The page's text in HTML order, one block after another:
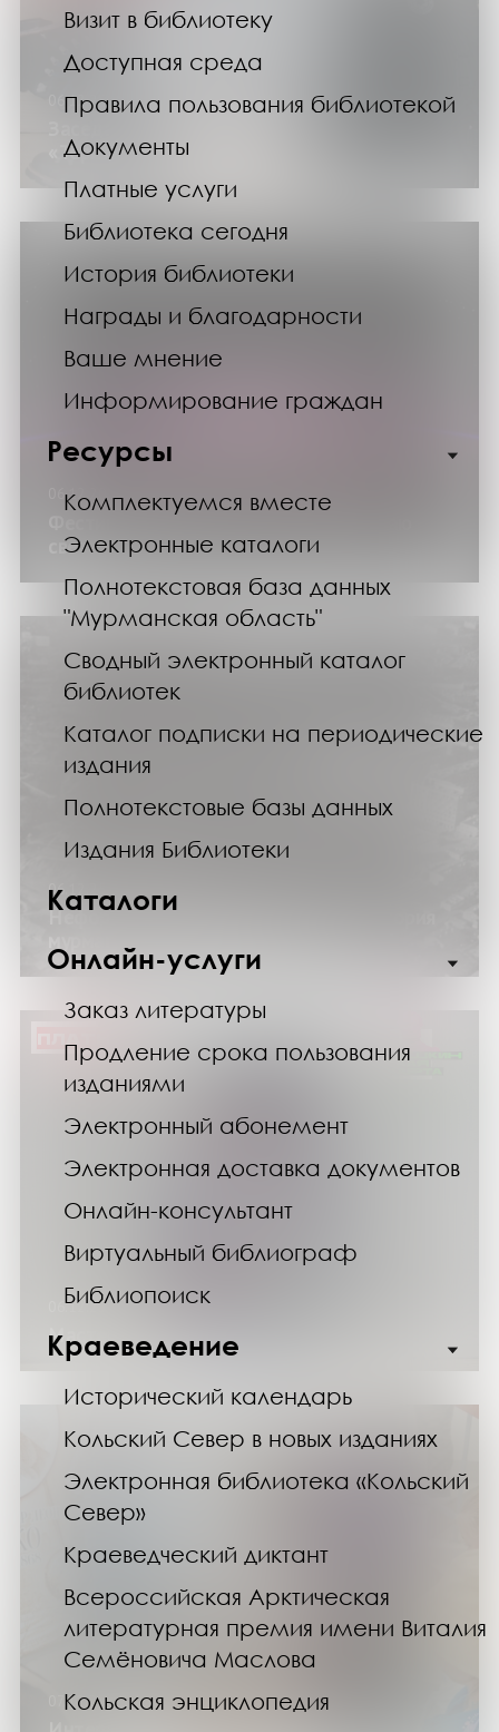
Визит в библиотеку
Доступная среда
Правила пользования библиотекой
Документы
Платные услуги
Библиотека сегодня
История библиотеки
Награды и благодарности
Ваше мнение
Информирование граждан
Ресурсы
Комплектуемся вместе
Электронные каталоги
Полнотекстовая база данных
"Мурманская область"
Сводный электронный каталог
библиотек
Каталог подписки на периодические
издания
Полнотекстовые базы данных
Издания Библиотеки
Каталоги
Онлайн-услуги
Заказ литературы
Продление срока пользования
изданиями
Электронный абонемент
Электронная доставка документов
Онлайн-консультант
Виртуальный библиограф
Библиопоиск
Краеведение
Исторический календарь
Кольский Север в новых изданиях
Электронная библиотека «Кольский
Север»
Краеведческий диктант
Всероссийская Арктическая
литературная премия имени Виталия
Семёновича Маслова
Кольская энциклопедия
06.12.25
«Териберка: новый взгляд»
06.12.2025--07.12.2025
Фестиваль науки «КСТАТИ 80: На краю
света»
06.12.25
Неформальная лекция из цикла «История
06.12.25
Мастер-класс «Снеговичок»
07.12.25